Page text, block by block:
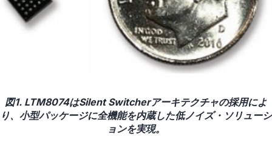
図1. LTM8074はSilent Switcherアーキテクチャの採用によ
り、小型パッケージに全機能を内蔵した低ノイズ・ソリューシ
ョンを実現。